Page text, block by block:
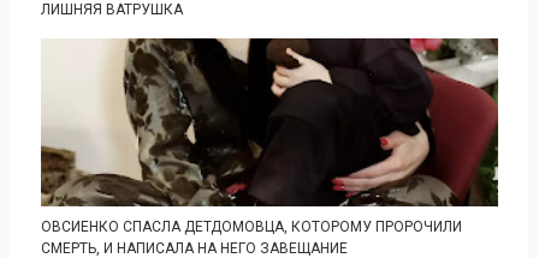
ЛИШНЯЯ ВАТРУШКА
ОВСИЕНКО СПАСЛА ДЕТДОМОВЦА, КОТОРОМУ ПРОРОЧИЛИ
СМЕРТЬ, И НАПИСАЛА НА НЕГО ЗАВЕЩАНИЕ